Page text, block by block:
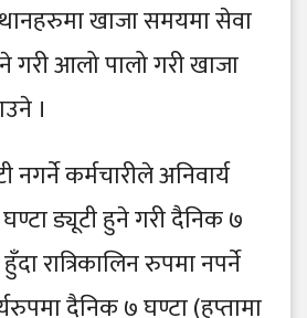
खाजा समयमा सेवा
गरी आलो पालो गरी खाजा
।
नगर्ने कर्मचारीले अनिवार्य
ड्यूटी हुने गरी दैनिक ७
रात्रिकालिन रुपमा नपर्ने
दैनिक ७ घण्टा (हप्तामा